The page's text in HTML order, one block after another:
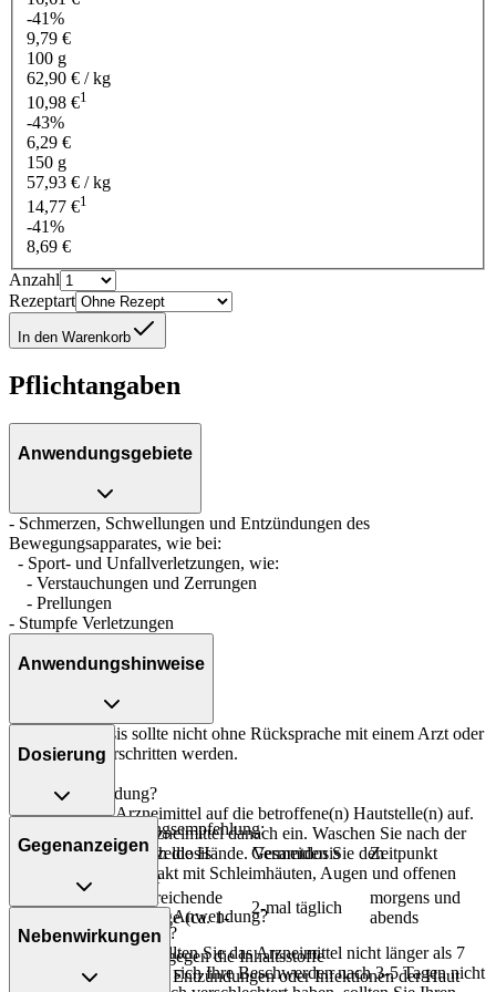
-41%
9,79 €
100 g
62,90 € / kg
10,98 €1
-43%
6,29 €
150 g
57,93 € / kg
14,77 €1
-41%
8,69 €
Anzahl
Rezeptart
In den Warenkorb
Pflichtangaben
Anwendungsgebiete
- Schmerzen, Schwellungen und Entzündungen des
Bewegungsapparates, wie bei:
- Sport- und Unfallverletzungen, wie:
- Verstauchungen und Zerrungen
- Prellungen
- Stumpfe Verletzungen
Anwendungshinweise
Die Gesamtdosis sollte nicht ohne Rücksprache mit einem Arzt oder
Apotheker überschritten werden.
Art der Anwendung?
Tragen Sie das Arzneimittel auf die betroffene(n) Hautstelle(n) auf.
Massieren Sie das Arzneimittel danach ein. Waschen Sie nach der
Anwendung gründlich die Hände. Vermeiden Sie den
versehentlichen Kontakt mit Schleimhäuten, Augen und offenen
Hautstellen.
Dauer der Anwendung?
Ohne ärztlichen Rat sollten Sie das Arzneimittel nicht länger als 7
Tage anwenden. Wenn sich Ihre Beschwerden nach 3-5 Tagen nicht
Dosierung
Allgemeine Dosierungsempfehlung:
Personenkreis
Einzeldosis Gesamtdosis
Zeitpunkt
Jugendliche ab
14 Jahren und
Erwachsene
eine
ausreichende
Menge (ca. 1-
4g)
2-mal täglich
morgens und
abends
Gegenanzeigen
Was spricht gegen eine Anwendung?
- Überempfindlichkeit gegen die Inhaltsstoffe
- Offene Verletzungen, Entzündungen oder Infektionen der Haut
Nebenwirkungen